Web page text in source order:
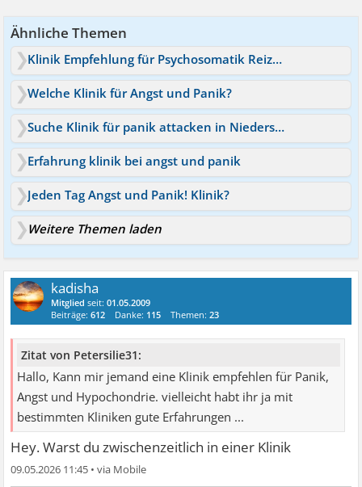
Ähnliche Themen
Klinik Empfehlung für Psychosomatik Reizdarm mit borerline?
Welche Klinik für Angst und Panik?
Suche Klinik für panik attacken in Niedersachsen
Erfahrung klinik bei angst und panik
Jeden Tag Angst und Panik! Klinik?
Weitere Themen laden
kadisha
Mitglied seit:01.05.2009
Beiträge:612 Danke: 115 Themen:23
Zitat von Petersilie31:
Hallo, Kann mir jemand eine Klinik empfehlen für Panik,
Angst und Hypochondrie. vielleicht habt ihr ja mit
bestimmten Kliniken gute Erfahrungen ...
Hey. Warst du zwischenzeitlich in einer Klinik
09.05.2026 11:45 •